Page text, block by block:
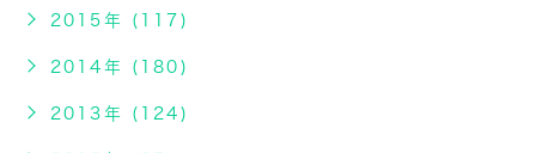
2015年 (117)
2014年 (180)
2013年 (124)